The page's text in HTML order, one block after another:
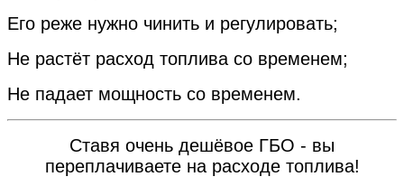
Его реже нужно чинить и регулировать;
Не растёт расход топлива со временем;
Не падает мощность со временем.
Ставя очень дешёвое ГБО - вы
переплачиваете на расходе топлива!